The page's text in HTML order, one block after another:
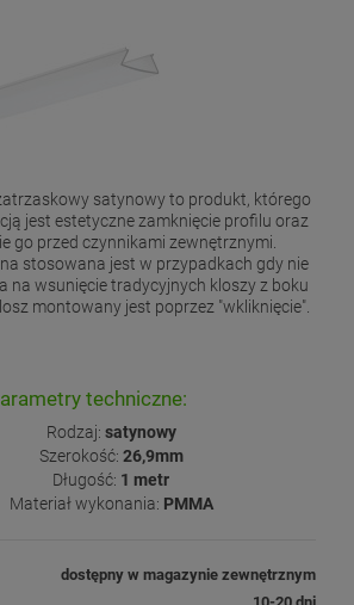
satynowy to produkt, którego
jest estetyczne zamknięcie profilu oraz
go przed czynnikami zewnętrznymi.
stosowana jest w przypadkach gdy nie
na wsunięcie tradycyjnych kloszy z boku
montowany jest poprzez "wkliknięcie".
techniczne:
Rodzaj: satynowy
Szerokość: 26,9mm
Długość: 1 metr
Materiał wykonania: PMMA
dostępny w magazynie zewnętrznym